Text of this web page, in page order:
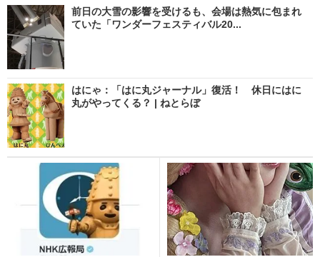
前日の大雪の影響を受けるも、会場は熱気に包まれ
ていた「ワンダーフェスティバル20...
はにゃ：「はに丸ジャーナル」復活！ 休日にはに
丸がやってくる？ | ねとらぼ